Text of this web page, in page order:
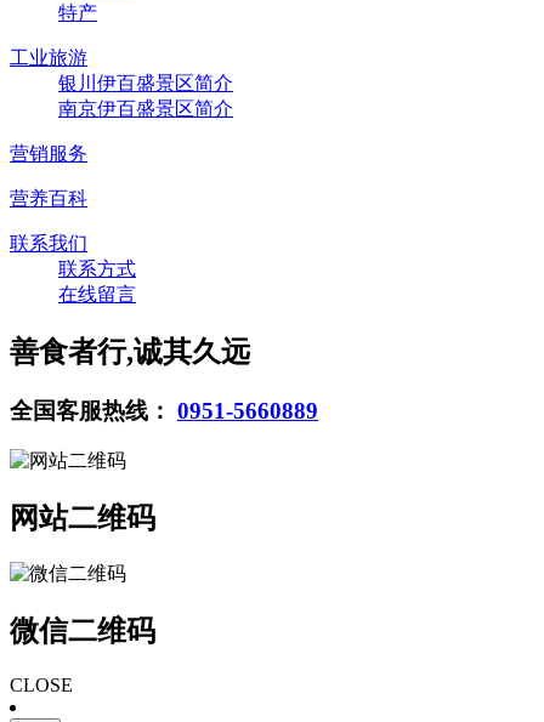
特产
工业旅游
银川伊百盛景区简介
南京伊百盛景区简介
营销服务
营养百科
联系我们
联系方式
在线留言
善食者行,诚其久远
全国客服热线： 0951-5660889
网站二维码
微信二维码
CLOSE